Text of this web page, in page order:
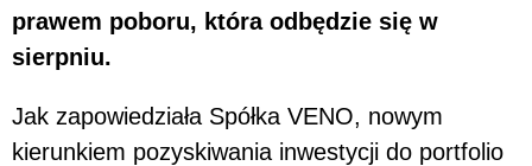
prawem poboru, która odbędzie się w
sierpniu.
Jak zapowiedziała Spółka VENO, nowym
kierunkiem pozyskiwania inwestycji do portfolio